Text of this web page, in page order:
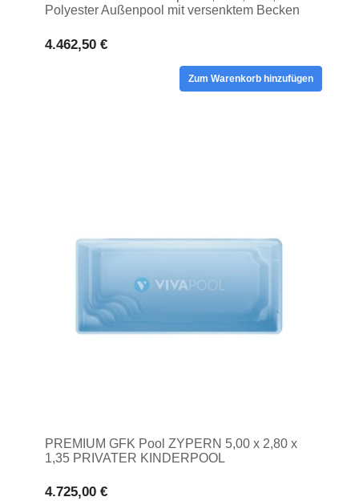
Polyester Außenpool mit versenktem Becken
4.462,50 €
Zum Warenkorb hinzufügen
PREMIUM GFK Pool ZYPERN 5,00 x 2,80 x
1,35 PRIVATER KINDERPOOL
4.725,00 €